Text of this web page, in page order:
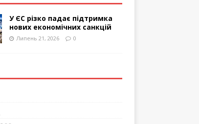
У ЄС різко падає підтримка
нових економічних санкцій
Липень 21, 2026 0